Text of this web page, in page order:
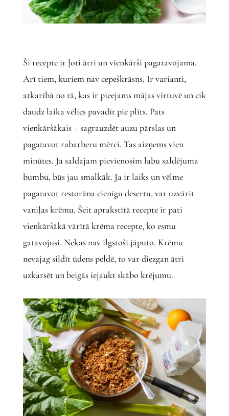
Šī recepte ir ļoti ātri un vienkārši pagatavojama.
Arī tiem, kuriem nav cepeškrāsns. Ir varianti,
atkarībā no tā, kas ir pieejams mājas virtuvē un cik
daudz laika vēlies pavadīt pie plīts. Pats
vienkāršākais – sagrauzdēt auzu pārslas un
pagatavot rabarberu mērci. Tas aizņems vien
minūtes. Ja saldajam pievienosim labu saldējuma
bumbu, būs jau smalkāk. Ja ir laiks un vēlme
pagatavot restorāna cienīgu desertu, var uzvārīt
vaniļas krēmu. Šeit aprakstītā recepte ir pati
vienkāršākā vārītā krēma recepte, ko esmu
gatavojusi. Nekas nav ilgstoši jāputo. Krēmu
nevajag sildīt ūdens peldē, to var diezgan ātri
uzkarsēt un beigās iejaukt skābo krējumu.